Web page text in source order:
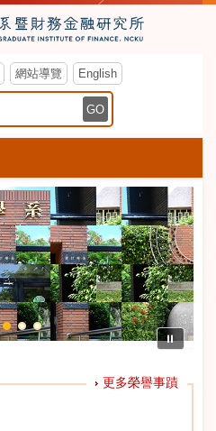
網站導覽 English
GO
⏸
更多榮譽事蹟